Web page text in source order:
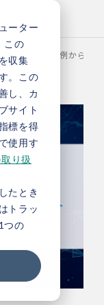
ーター
この
収集
。この
し、カ
サイト
標を得
使用す
り扱
たとき
トラッ
つの
ログ】海外の事例から考